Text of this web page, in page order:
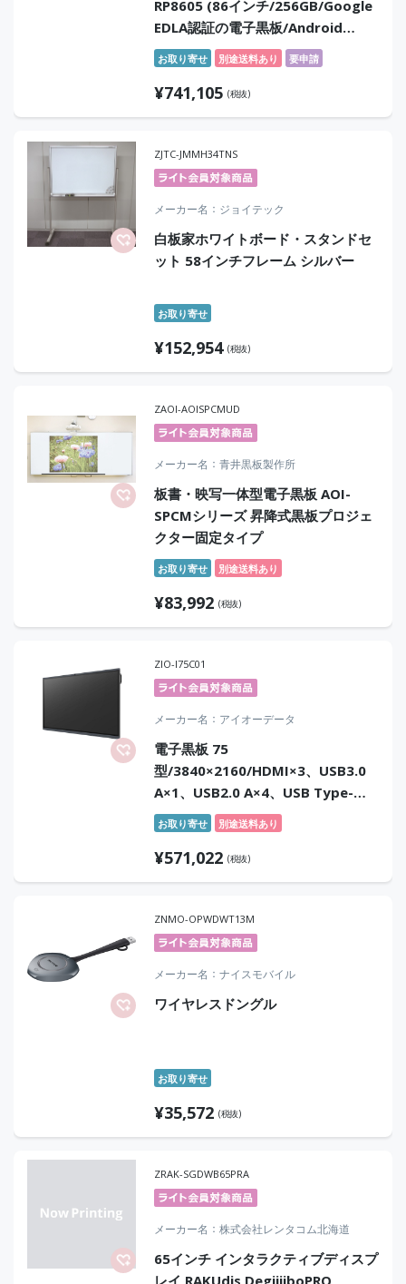
RP8605 (86インチ/256GB/Google
EDLA認証の電子黒板/Android
15/NFC/ClassroomCare・空気品
質機能/ペントレイ)
お取り寄せ 別途送料あり 要申請
¥741,105 (税抜)
ZJTC-JMMH34TNS
メーカー名 ジョイテック
白板家ホワイトボード・スタンドセ
ット 58インチフレーム シルバー
お取り寄せ
¥152,954 (税抜)
ZAOI-AOISPCMUD
メーカー名 青井黒板製作所
板書・映写一体型電子黒板 AOI-
SPCMシリーズ 昇降式黒板プロジェ
クター固定タイプ
お取り寄せ 別途送料あり
¥83,992 (税抜)
ZIO-I75C01
メーカー名 アイオーデータ
電子黒板 75
型/3840×2160/HDMI×3、USB3.0
A×1、USB2.0 A×4、USB Type-
C×1、RS-232C×1/ブラック/スピー
カー：あり/大画面×高精細×デュア
ルOS対応スマートスクリーン
お取り寄せ 別途送料あり
¥571,022 (税抜)
ZNMO-OPWDWT13M
メーカー名 ナイスモバイル
ワイヤレスドングル
お取り寄せ
¥35,572 (税抜)
ZRAK-SGDWB65PRA
メーカー名 株式会社レンタコム北海道
65インチ インタラクティブディスプ
レイ RAKUdis DegiiiiboPRO